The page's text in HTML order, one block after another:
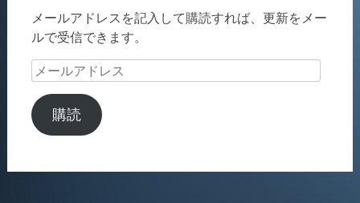
メールアドレスを記入して購読すれば、更新をメー
ルで受信できます。
メ
ル
ア
購読